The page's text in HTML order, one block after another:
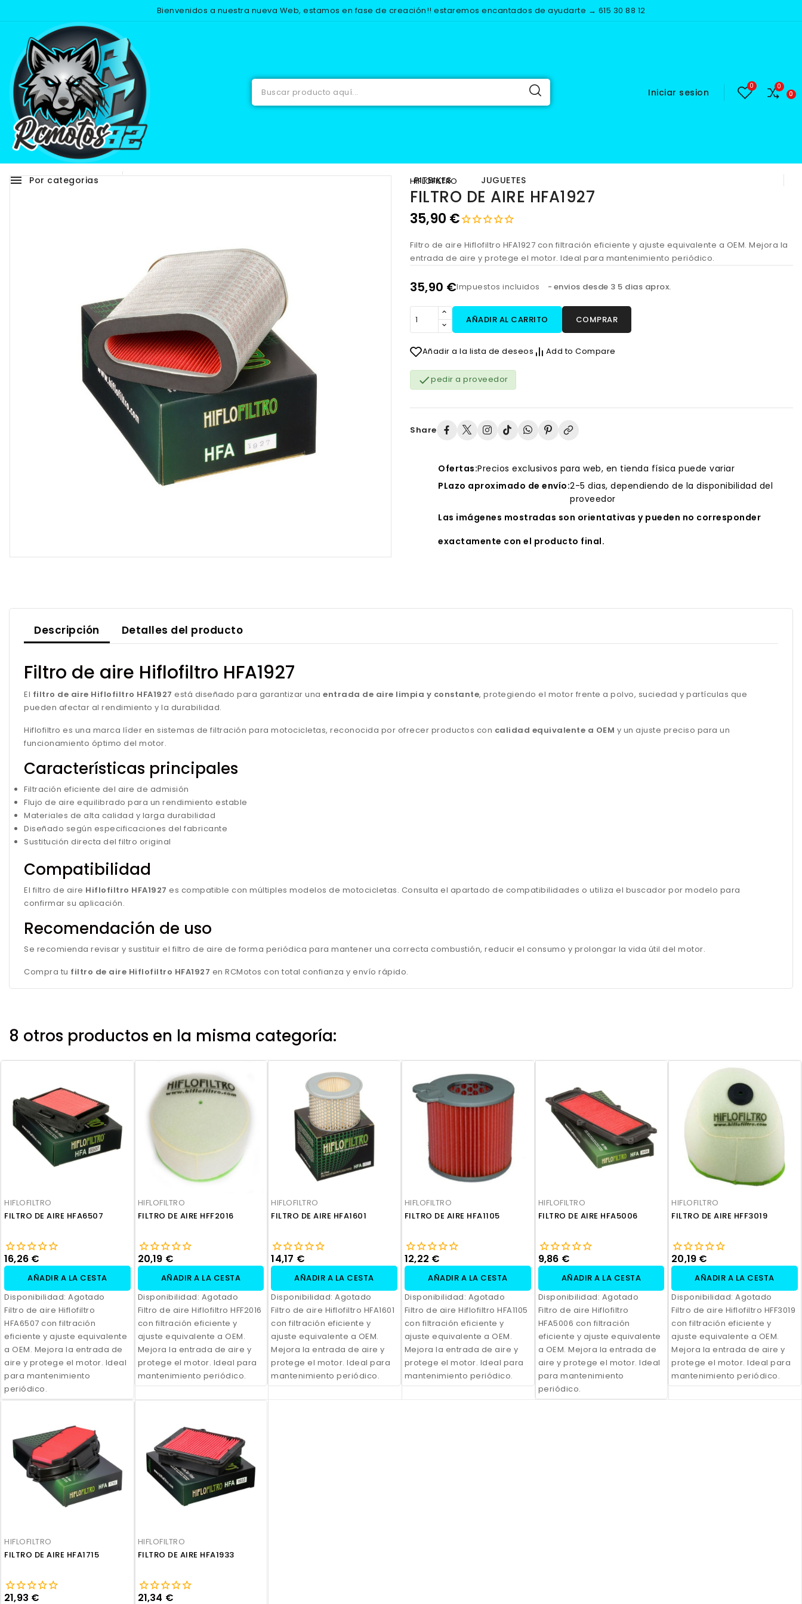
Bienvenidos a nuestra nueva Web, estamos en fase de creación!! estaremos encantados de ayudarte → 615 30 88 12
Iniciar sesion
menu Por categorias Adhesivos RECAMBIOS EQUIPACION PITBIKES JUGUETES
NUEVO HIFLOFILTRO
FILTRO DE AIRE HFA1927
35,90 €
Filtro de aire Hiflofiltro HFA1927 con filtración eficiente y ajuste equivalente a OEM. Mejora la
entrada de aire y protege el motor. Ideal para mantenimiento periódico.
35,90 €Impuestos incluidos envios desde 3 5 dias aprox.
AÑADIR AL CARRITO COMPRAR
Añadir a la lista de deseos Add to Compare
pedir a proveedor
Share
Ofertas:Precios exclusivos para web, en tienda física puede variar
PLazo aproximado de envío:2-5 dias, dependiendo de la disponibilidad del
proveedor
Las imágenes mostradas son orientativas y pueden no corresponder
exactamente con el producto final.
Descripción Detalles del producto
Filtro de aire Hiflofiltro HFA1927
El filtro de aire Hiflofiltro HFA1927 está diseñado para garantizar una entrada de aire limpia y constante, protegiendo el motor frente a polvo, suciedad y partículas que
pueden afectar al rendimiento y la durabilidad.
Hiflofiltro es una marca líder en sistemas de filtración para motocicletas, reconocida por ofrecer productos con calidad equivalente a OEM y un ajuste preciso para un
funcionamiento óptimo del motor.
Características principales
Filtración eficiente del aire de admisión
Flujo de aire equilibrado para un rendimiento estable
Materiales de alta calidad y larga durabilidad
Diseñado según especificaciones del fabricante
Sustitución directa del filtro original
Compatibilidad
El filtro de aire Hiflofiltro HFA1927 es compatible con múltiples modelos de motocicletas. Consulta el apartado de compatibilidades o utiliza el buscador por modelo para
confirmar su aplicación.
Recomendación de uso
Se recomienda revisar y sustituir el filtro de aire de forma periódica para mantener una correcta combustión, reducir el consumo y prolongar la vida útil del motor.
Compra tu filtro de aire Hiflofiltro HFA1927 en RCMotos con total confianza y envío rápido.
8 otros productos en la misma categoría:
HIFLOFILTRO
FILTRO DE AIRE HFA6507
16,26 €
AÑADIR A LA CESTA
Disponibilidad: Agotado
Filtro de aire Hiflofiltro
HFA6507 con filtración
eficiente y ajuste equivalente
a OEM. Mejora la entrada de
aire y protege el motor. Ideal
para mantenimiento
periódico.
HIFLOFILTRO
FILTRO DE AIRE HFF2016
20,19 €
AÑADIR A LA CESTA
Disponibilidad: Agotado
Filtro de aire Hiflofiltro HFF2016
con filtración eficiente y
ajuste equivalente a OEM.
Mejora la entrada de aire y
protege el motor. Ideal para
mantenimiento periódico.
HIFLOFILTRO
FILTRO DE AIRE HFA1601
14,17 €
AÑADIR A LA CESTA
Disponibilidad:Agotado
Filtro de aire Hiflofiltro HFA1601
con filtración eficiente y
ajuste equivalente a OEM.
Mejora la entrada de aire y
protege el motor. Ideal para
mantenimiento periódico.
HIFLOFILTRO
FILTRO DE AIRE HFA1105
12,22 €
AÑADIR A LA CESTA
Disponibilidad: Agotado
Filtro de aire Hiflofiltro HFA1105
con filtración eficiente y
ajuste equivalente a OEM.
Mejora la entrada de aire y
protege el motor. Ideal para
mantenimiento periódico.
HIFLOFILTRO
FILTRO DE AIRE HFA5006
9,86 €
AÑADIR A LA CESTA
Disponibilidad: Agotado
Filtro de aire Hiflofiltro
HFA5006 con filtración
eficiente y ajuste equivalente
a OEM. Mejora la entrada de
aire y protege el motor. Ideal
para mantenimiento
periódico.
HIFLOFILTRO
FILTRO DE AIRE HFF3019
20,19 €
AÑADIR A LA CESTA
Disponibilidad:Agotado
Filtro de aire Hiflofiltro HFF3019
con filtración eficiente y
ajuste equivalente a OEM.
Mejora la entrada de aire y
protege el motor. Ideal para
mantenimiento periódico.
HIFLOFILTRO
FILTRO DE AIRE HFA1715
21,93 €
HIFLOFILTRO
FILTRO DE AIRE HFA1933
21,34 €